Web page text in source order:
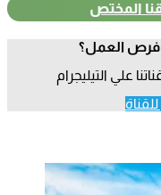
المختص
وفرص العمل؟
علي التيليجرام